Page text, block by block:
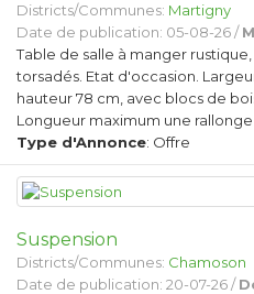
Districts/Communes: Martigny
Date de publication: 05-08-26 /
Table de salle à manger
torsadés. Etat d'occasion.
hauteur 78 cm, avec blocs de
Longueur maximum une
Type d'Annonce: Offre
Suspension
Districts/Communes: Chamoson
Date de publication: 20-07-26 /